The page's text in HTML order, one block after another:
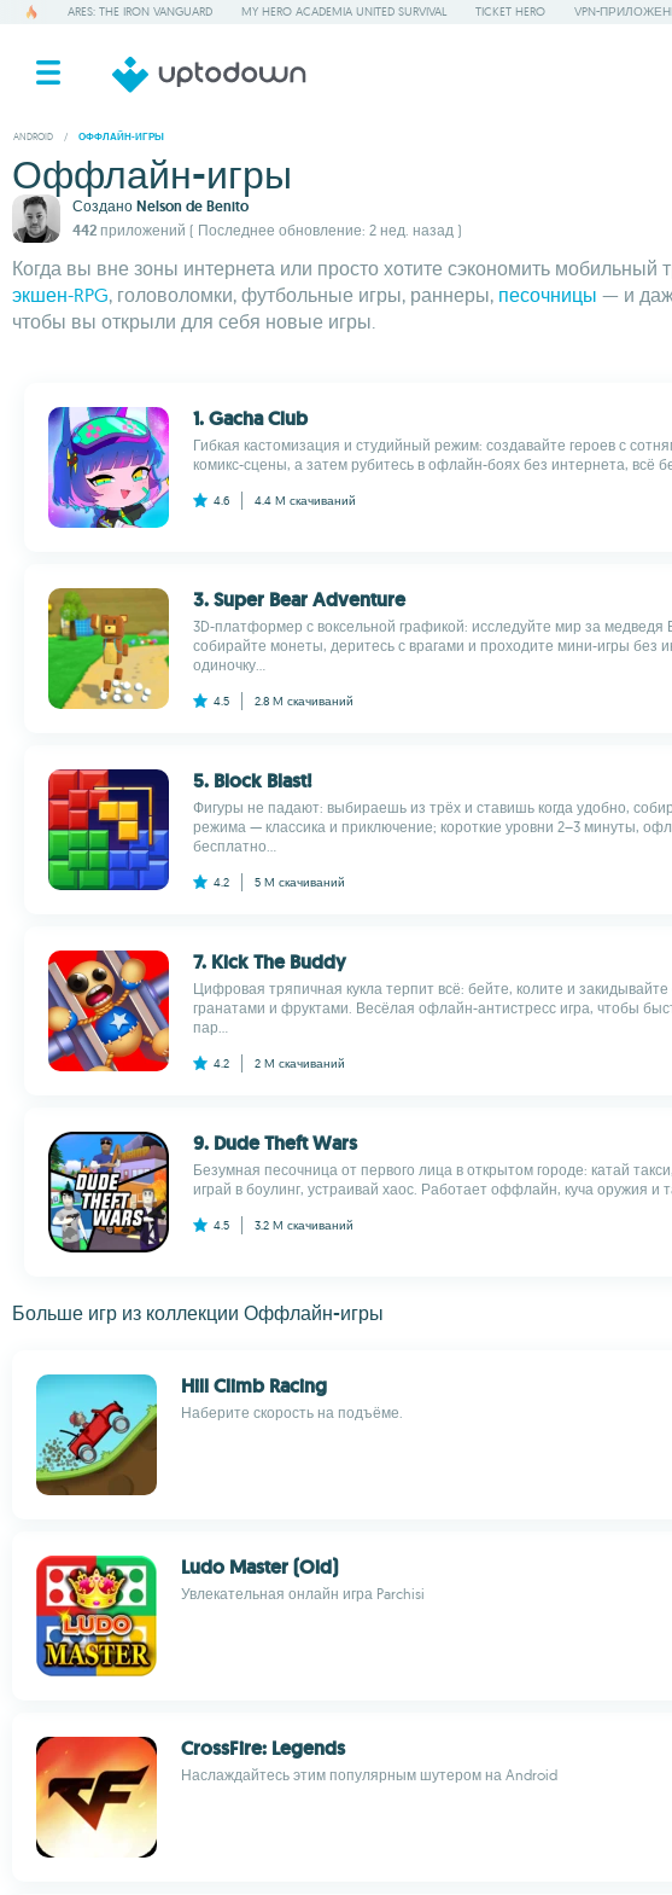
ARES: THE IRON VANGUARD MY HERO ACADEMIA UNITED SURVIVAL TICKET HERO VPN-
ANDROID / ОФФЛАЙН-ИГРЫ
Оффлайн-игры
Создано Nelson de Benito
442 приложений ( Последнее обновление: 2 нед. назад )
Когда вы вне зоны интернета или просто хотите сэкономить
экшен-RPG, головоломки, футбольные игры, раннеры, песочницы — и
чтобы вы открыли для себя новые игры.
1. Gacha Club
Гибкая кастомизация и студийный режим: создавайте героев с
комикс-сцены, а затем рубитесь в офлайн-боях без интернета, всё
4.6 4.4 M скачиваний
3. Super Bear Adventure
3D-платформер с воксельной графикой: исследуйте мир за медведя
собирайте монеты, деритесь с врагами и проходите мини-игры без
одиночку...
4.5 2.8 M скачиваний
5. Block Blast!
Фигуры не падают: выбираешь из трёх и ставишь когда удобно,
режима — классика и приключение; короткие уровни 2–3 минуты,
бесплатно...
4.2 5 M скачиваний
7. Kick The Buddy
Цифровая тряпичная кукла терпит всё: бейте, колите и
гранатами и фруктами. Весёлая офлайн-антистресс игра, чтобы
пар...
4.2 2 M скачиваний
9. Dude Theft Wars
Безумная песочница от первого лица в открытом городе: катай
играй в боулинг, устраивай хаос. Работает оффлайн, куча оружия и
4.5 3.2 M скачиваний
Больше игр из коллекции Оффлайн-игры
Hill Climb Racing
Наберите скорость на подъёме.
Ludo Master (Old)
Увлекательная онлайн игра Parchisi
CrossFire: Legends
Наслаждайтесь этим популярным шутером на Android